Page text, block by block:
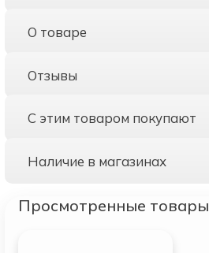
О товаре
Отзывы
С этим товаром покупают
Наличие в магазинах
Просмотренные товары